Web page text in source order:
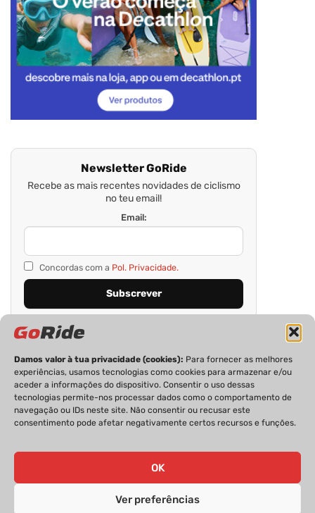
Damos valor à tua privacidade (cookies): Para fornecer as melhores
experiências, usamos tecnologias como cookies para armazenar e/ou
aceder a informações do dispositivo. Consentir o uso dessas
tecnologias permite-nos processar dados como o comportamento de
navegação ou IDs neste site. Não consentir ou recusar este
consentimento pode afetar negativamente certos recursos e funções.
OK
Ver preferências
Newsletter GoRide
Recebe as mais recentes novidades de ciclismo
no teu email!
Email:
Concordas com a Pol. Privacidade.
PRIVACIDADE FICHA TÉCNICA
ESTATUTO EDITORIAL